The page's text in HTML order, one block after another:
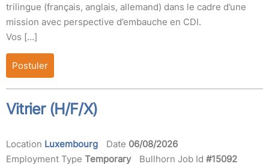
trilingue (français, anglais, allemand) dans le cadre d’une
mission avec perspective d’embauche en CDI.
Vos […]
Postuler
Vitrier (H/F/X)
Location Luxembourg Date 06/08/2026
Employment Type Temporary Bullhorn Job Id #15092